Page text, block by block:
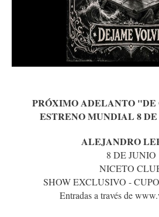
PRÓXIMO ADELANTO "DE
ESTRENO MUNDIAL 8 DE
ALEJANDRO
8 DE JUNIO
NICETO
SHOW EXCLUSIVO -
Entradas a través de